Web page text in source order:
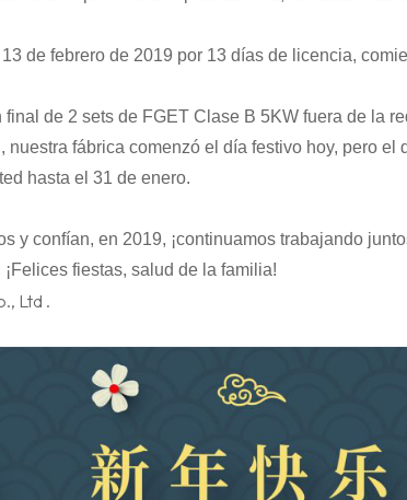
de febrero de 2019 por 13 días de licencia,
final de 2 sets de FGET Clase B 5KW fuera de la
, nuestra fábrica comenzó el día festivo hoy, pero el
hasta el 31 de enero.
y confían, en 2019, ¡continuamos trabajando
fiestas, salud de la familia!
Ltd .